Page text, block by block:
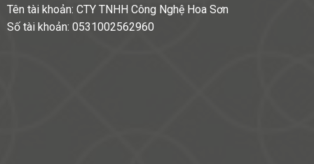
Tên tài khoản: CTY TNHH Công Nghệ Hoa Sơn
Số tài khoản: 0531002562960